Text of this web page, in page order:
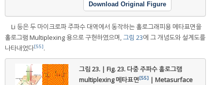
Download Original Figure
Li 등은 두 마이크로파 주파수 대역에서 동작하는 홀로그래피용 메타표면을
홀로그램 Multiplexing 용으로 구현하였으며,그림 23에 그 개념도와 설계도를
나타내었다[55].
그림 23. | Fig. 23. 다중 주파수 홀로그램
multiplexing 메타표면[55]| Metasurface